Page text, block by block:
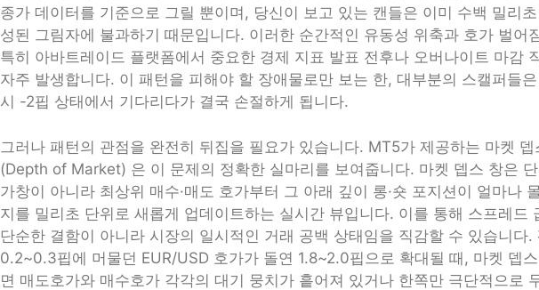
종가 데이터를 기준으로 그릴 뿐이며, 당신이 보고 있는 캔들은 이미 수백 밀리
성된 그림자에 불과하기 때문입니다. 이러한 순간적인 유동성 위축과 호가 벌어
특히 아바트레이드 플랫폼에서 중요한 경제 지표 발표 전후나 오버나이트 마감
자주 발생합니다. 이 패턴을 피해야 할 장애물로만 보는 한, 대부분의 스캘퍼들
시 -2핍 상태에서 기다리다가 결국 손절하게 됩니다.
그러나 패턴의 관점을 완전히 뒤집을 필요가 있습니다. MT5가 제공하는 마켓 뎁
(Depth of Market) 은 이 문제의 정확한 실마리를 보여줍니다. 마켓 뎁스 창은
가창이 아니라 최상위 매수·매도 호가부터 그 아래 깊이 롱·숏 포지션이 얼마나
지를 밀리초 단위로 새롭게 업데이트하는 실시간 뷰입니다. 이를 통해 스프레드
단순한 결함이 아니라 시장의 일시적인 거래 공백 상태임을 직감할 수 있습니다.
0.2~0.3핍에 머물던 EUR/USD 호가가 돌연 1.8~2.0핍으로 확대될 때, 마켓 뎁
면 매도호가와 매수호가 각각의 대기 뭉치가 흩어져 있거나 한쪽만 극단적으로